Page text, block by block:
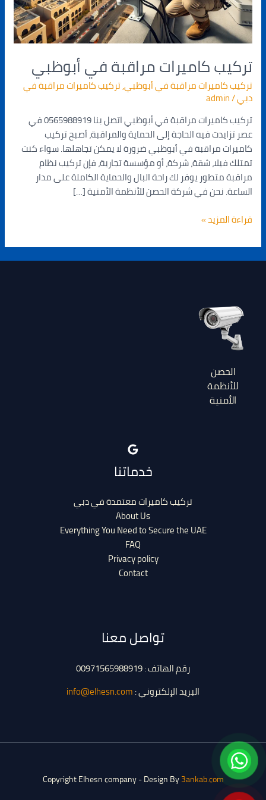
تركيب كاميرات مراقبة في أبوظبي
تركيب كاميرات مراقبة في أبوظبي,تركيب كاميرات مراقبة في
دبي/
admin
تركيب كاميرات مراقبة في أبوظبي اتصل بنا 0565988919 في
عصر تزايدت فيه الحاجة إلى الحماية والمراقبة، أصبح تركيب
كاميرات مراقبة في أبوظبي ضرورة لا يمكن تجاهلها. سواء كنت
تمتلك فيلا، شقة، شركة، أو مؤسسة تجارية، فإن تركيب نظام
مراقبة متطور يوفر لك راحة البال والحماية الكاملة على مدار
الساعة. نحن في شركة الحصن للأنظمة الأمنية […]
قراءة المزيد »
الحصن
للأنظمة
الأمنية
خدماتنا
تركيب كاميرات معتمدة في دبي
About Us
Everything You Need to Secure the UAE
FAQ
Privacy policy
Contact
تواصل معنا
رقم الهاتف : 00971565988919
البريد الإلكتروني :info@elhesn.com
Copyright Elhesn company - Design By3ankab.com